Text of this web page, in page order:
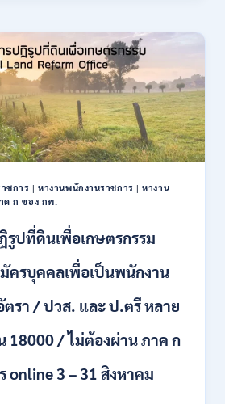
ชการ
น่ง
ชการ |หางานพนักงานราชการ |หางาน
ค ก ของ กพ.
รูปที่ดินเพื่อเกษตรกรรม
ครบุคคลเพื่อเป็นพนักงาน
รา / ปวส. และ ป.ตรี หลาย
18000 / ไม่ต้องผ่าน ภาค ก
online 3 – 31 สิงหาคม